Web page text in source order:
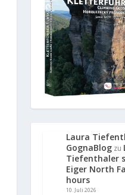
Laura
GognaBlog zu
Tiefenthaler
Eiger North
hours
10. Juli 2026